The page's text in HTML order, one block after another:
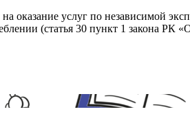
оказание услуг по независимой
(статья 30 пункт 1 закона РК